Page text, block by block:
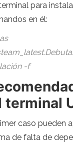
para
en él:
-f
terminal
caso pueden
de falta de